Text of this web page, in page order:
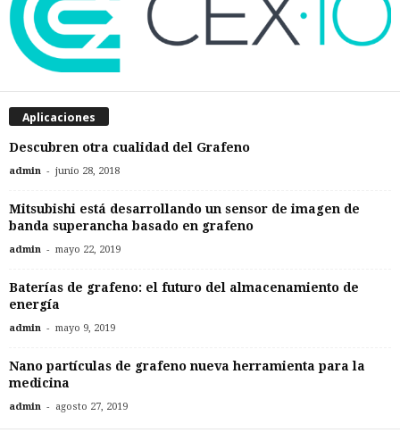
Aplicaciones
Descubren otra cualidad del Grafeno
admin - junio 28, 2018
Mitsubishi está desarrollando un sensor de imagen de
banda superancha basado en grafeno
admin - mayo 22, 2019
Baterías de grafeno: el futuro del almacenamiento de
energía
admin - mayo 9, 2019
Nano partículas de grafeno nueva herramienta para la
medicina
admin - agosto 27, 2019